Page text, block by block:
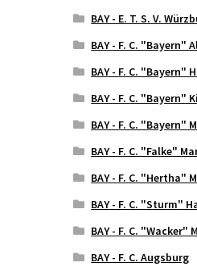
BAY - E. T. S. V.
BAY - F. C. "Bayern"
BAY - F. C. "Bayern"
BAY - F. C. "Bayern"
BAY - F. C. "Bayern"
BAY - F. C. "Falke"
BAY - F. C. "Hertha"
BAY - F. C. "Sturm"
BAY - F. C. "Wacker"
BAY - F. C. Augsburg